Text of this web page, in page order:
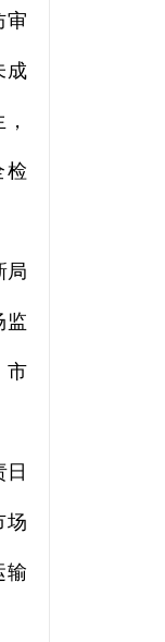
审
成
检
局
监
市
场
输